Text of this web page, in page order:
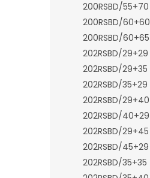
200RSBD/55+70
200RSBD/60+60
200RSBD/60+65
202RSBD/29+29
202RSBD/29+35
202RSBD/35+29
202RSBD/29+40
202RSBD/40+29
202RSBD/29+45
202RSBD/45+29
202RSBD/35+35